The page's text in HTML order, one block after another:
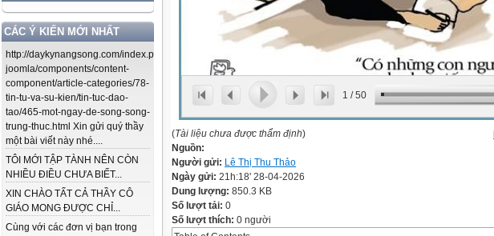
CÁC Ý KIẾN MỚI NHẤT
http://daykynangsong.com/index.php/using-
joomla/components/content-
component/article-categories/78-
tin-tu-va-su-kien/tin-tuc-dao-
tao/465-mot-ngay-de-song-song-
trung-thuc.html Xin gửi quý thầy
một bài viết này nhé....
TÔI MỚI TẬP TÀNH NÊN CÒN
NHIỀU ĐIỀU CHƯA BIẾT...
XIN CHÀO TẤT CẢ THẦY CÔ
GIÁO MONG ĐƯỢC CHỈ...
Cùng với các đơn vị bạn trong
1 /50
(Tài liệu chưa được thẩm định)
Nguồn:
Người gửi: Lê Thị Thu Thảo
Ngày gửi: 21h:18' 28-04-2026
Dung lượng: 850.3 KB
Số lượt tải: 0
Số lượt thích: 0 người